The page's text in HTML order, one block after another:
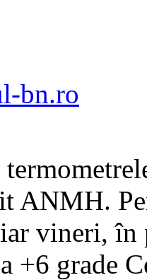
bn.ro
ANMH.
vineri,
+6 grade